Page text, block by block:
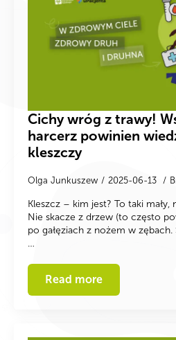
Cichy wróg z trawy!
harcerz powinien
kleszczy
Olga Junkuszew 2025-06-13
Kleszcz – kim jest? To taki mały,
Nie skacze z drzew (to często
po gałęziach z nożem w
…
Read more